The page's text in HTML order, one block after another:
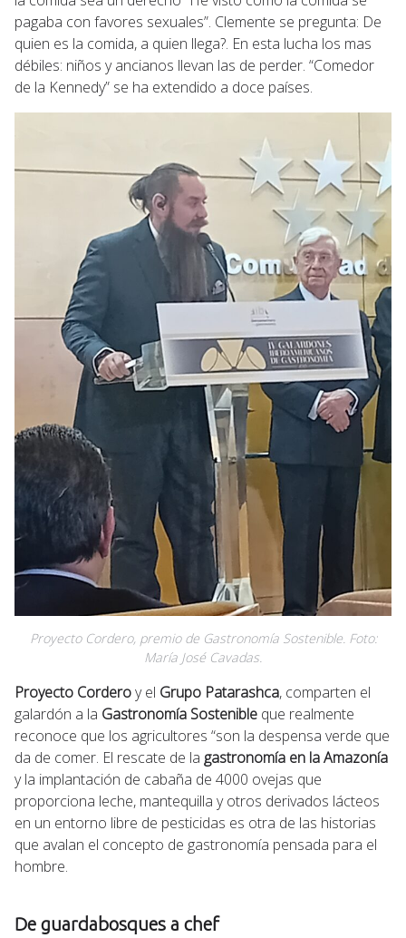
pagaba con favores sexuales”. Clemente se pregunta: De
quien es la comida, a quien llega?. En esta lucha los mas
débiles: niños y ancianos llevan las de perder. “Comedor
de la Kennedy” se ha extendido a doce países.
Proyecto Cordero, premio de Gastronomía Sostenible. Foto:
María José Cavadas.
Proyecto Corderoy el Grupo Patarashca, comparten el
galardón a la Gastronomía Sostenible que realmente
reconoce que los agricultores “son la despensa verde que
da de comer. El rescate de la gastronomía en la Amazonía
y la implantación de cabaña de 4000 ovejas que
proporciona leche, mantequilla y otros derivados lácteos
en un entorno libre de pesticidas es otra de las historias
que avalan el concepto de gastronomía pensada para el
hombre.
De guardabosques a chef